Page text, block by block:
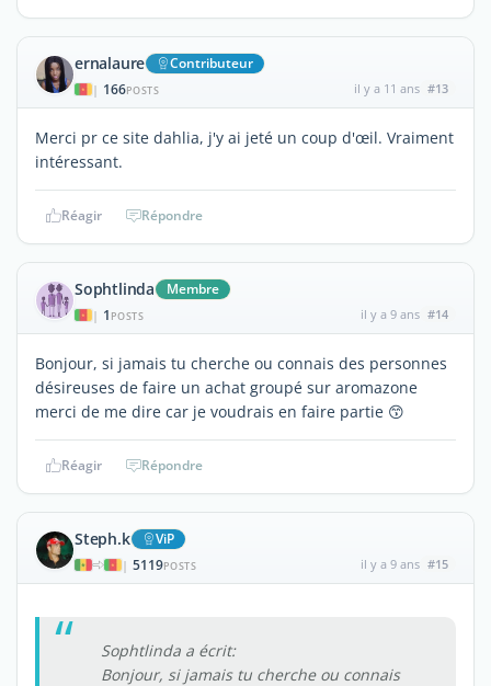
ernalaure Contributeur
| 166POSTS il y a 11 ans #13
Merci pr ce site dahlia, j'y ai jeté un coup d'œil. Vraiment
intéressant.
Réagir Répondre
Sophtlinda Membre
| 1 POSTS il y a 9 ans #14
Bonjour, si jamais tu cherche ou connais des personnes
désireuses de faire un achat groupé sur aromazone
merci de me dire car je voudrais en faire partie 😙
Réagir Répondre
Steph.k ViP
| 5119POSTS il y a 9 ans #15
Sophtlinda a écrit:
Bonjour, si jamais tu cherche ou connais